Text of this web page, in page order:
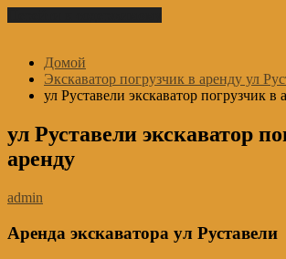
Домой
Экскаватор погрузчик в аренду ул
ул Руставели экскаватор погрузчик в
ул Руставели экскаватор
аренду
admin
Аренда экскаватора ул Руставели